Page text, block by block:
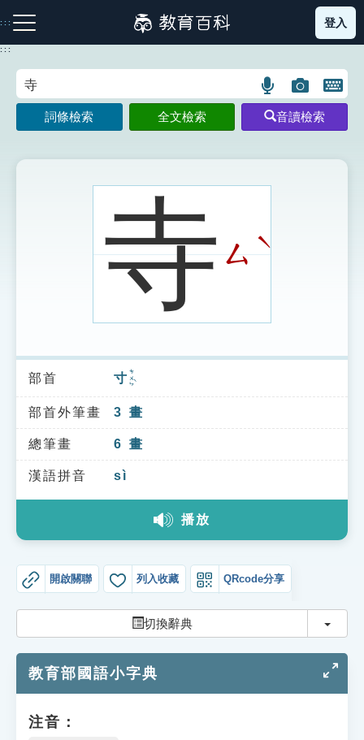
到
主
:::
注音索引圖示 筆畫索引圖示 部首索引表圖示
索引選單
知識索引
單字索引
生命大百科索引
登入
:::
語
言
搜
示
圖
片
搜
開
鍵
圖
詞條檢索 全文檢索 音讀檢索
寺ㄙ ˋ
部首 寸 ㄘㄨㄣˋ
部首外筆畫 3 畫
總筆畫 6 畫
漢語拼音 sì
播放
開啟關聯 列入收藏 QRcode分享
切換辭典 切換
教育部國語小字典
注音：